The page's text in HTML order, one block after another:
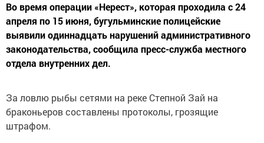
Во время операции «Нерест», которая проходила с 24
апреля по 15 июня, бугульминские полицейские
выявили одиннадцать нарушений административного
законодательства, сообщила пресс-служба местного
отдела внутренних дел.
За ловлю рыбы сетями на реке Степной Зай на
браконьеров составлены протоколы, грозящие
штрафом.